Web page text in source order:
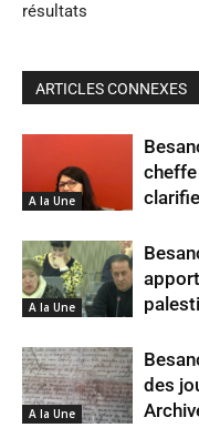
résultats
ARTICLES CONNEXES
A la Une
cheffe
A la Une
A la Une
des